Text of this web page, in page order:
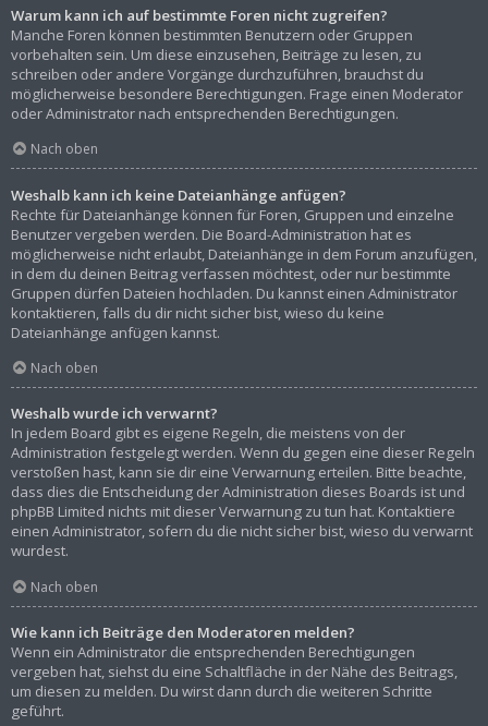
Warum kann ich auf bestimmte Foren nicht zugreifen?
Manche Foren können bestimmten Benutzern oder Gruppen
vorbehalten sein. Um diese einzusehen, Beiträge zu lesen, zu
schreiben oder andere Vorgänge durchzuführen, brauchst du
möglicherweise besondere Berechtigungen. Frage einen Moderator
oder Administrator nach entsprechenden Berechtigungen.
Nach oben
Weshalb kann ich keine Dateianhänge anfügen?
Rechte für Dateianhänge können für Foren, Gruppen und einzelne
Benutzer vergeben werden. Die Board-Administration hat es
möglicherweise nicht erlaubt, Dateianhänge in dem Forum anzufügen,
in dem du deinen Beitrag verfassen möchtest, oder nur bestimmte
Gruppen dürfen Dateien hochladen. Du kannst einen Administrator
kontaktieren, falls du dir nicht sicher bist, wieso du keine
Dateianhänge anfügen kannst.
Nach oben
Weshalb wurde ich verwarnt?
In jedem Board gibt es eigene Regeln, die meistens von der
Administration festgelegt werden. Wenn du gegen eine dieser Regeln
verstoßen hast, kann sie dir eine Verwarnung erteilen. Bitte beachte,
dass dies die Entscheidung der Administration dieses Boards ist und
phpBB Limited nichts mit dieser Verwarnung zu tun hat. Kontaktiere
einen Administrator, sofern du die nicht sicher bist, wieso du verwarnt
wurdest.
Nach oben
Wie kann ich Beiträge den Moderatoren melden?
Wenn ein Administrator die entsprechenden Berechtigungen
vergeben hat, siehst du eine Schaltfläche in der Nähe des Beitrags,
um diesen zu melden. Du wirst dann durch die weiteren Schritte
geführt.